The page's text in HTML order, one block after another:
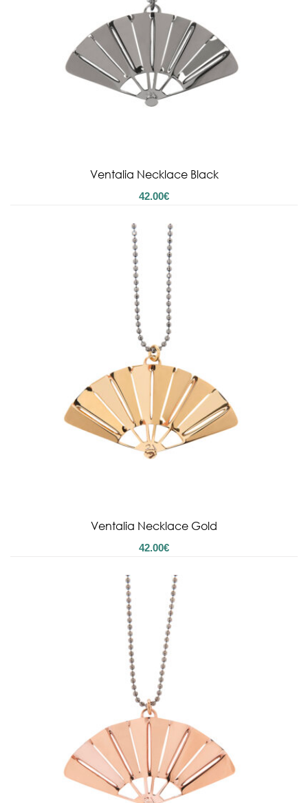
Ventalia Necklace Black
42.00€
Ventalia Necklace Gold
42.00€